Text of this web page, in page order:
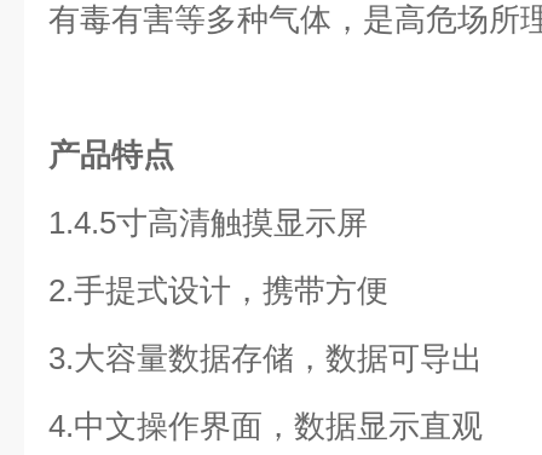
有毒有害等多种气体，是高危场所
产品特点
1.4.5寸高清触摸显示屏
2.手提式设计，携带方便
3.大容量数据存储，数据可导出
4.中文操作界面，数据显示直观